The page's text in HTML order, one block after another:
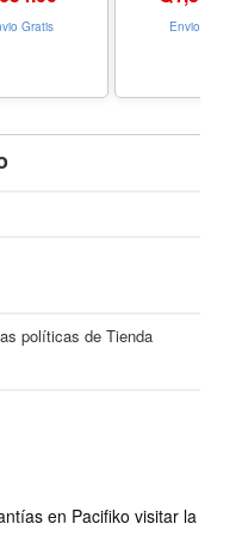
and-
Gratis
CNC Linear
Actuator,
Stepper
DM556S) -
Envio Gratis
políticas de Tienda
en Pacifiko visitar la